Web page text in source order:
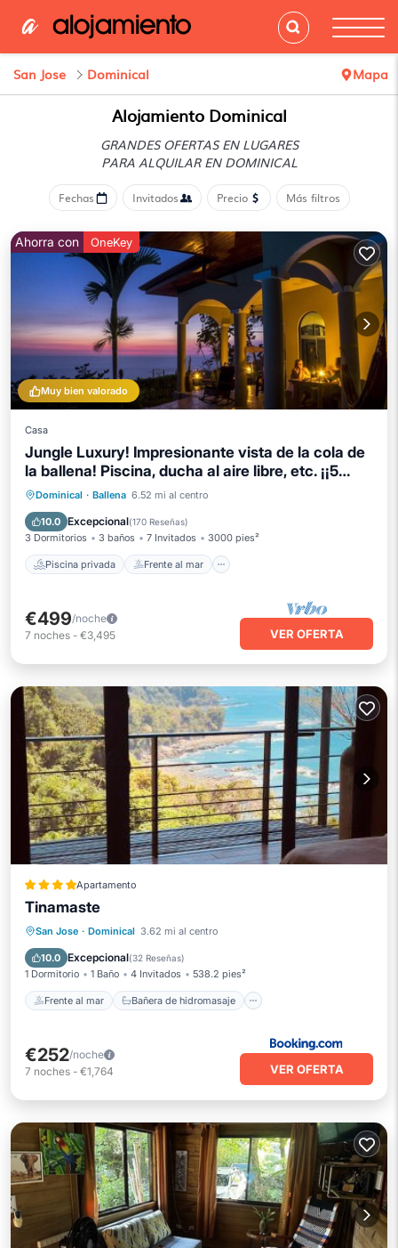
San Jose Dominical Mapa
Alojamiento Dominical
GRANDES OFERTAS EN LUGARES
PARA ALQUILAR EN DOMINICAL
Fechas Invitados Precio Más filtros
Muy bien valorado
Ahorra con OneKey
Casa
Jungle Luxury! Impresionante vista de la cola de
la ballena! Piscina, ducha al aire libre, etc. ¡¡5
ESTRELLAS!!
Dominical · Ballena 6.52 mi al centro
10.0 Excepcional(170 Reseñas)
3 Dormitorios 3 baños 7 Invitados 3000 pies²
Piscina privada Frente al mar
Piscina privada
Frente al mar
Bañera de hidromasaje
€499/noche
7 noches - €3,495 VER OFERTA
Apartamento
Tinamaste
San Jose · Dominical 3.62 mi al centro
10.0 Excepcional(32 Reseñas)
1 Dormitorio 1 Baño 4 Invitados 538.2 pies²
Frente al mar Bañera de hidromasaje
Frente al mar
Bañera de hidromasaje
Aparcamiento
€252/noche
7 noches - €1,764 VER OFERTA